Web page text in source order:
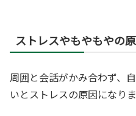
ストレスやもやもやの
周囲と会話がかみ合わず、
いとストレスの原因になりま